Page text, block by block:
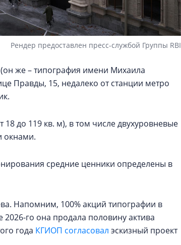
Рендер предоставлен пресс-службой Группы RBI
же – типография имени Михаила
Правды, 15, недалеко от станции метро
18 до 119 кв. м), в том числе двухуровневые
окнами.
средние ценники определены в
Напомним, 100% акций типографии в
2026-го она продала половину актива
года КГИОП согласовал эскизный проект